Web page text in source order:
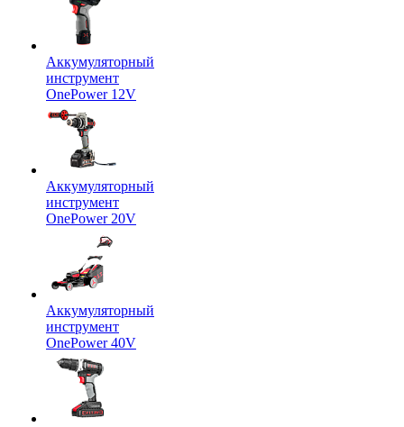
Аккумуляторный
инструмент
OnePower 12V
Аккумуляторный
инструмент
OnePower 20V
Аккумуляторный
инструмент
OnePower 40V